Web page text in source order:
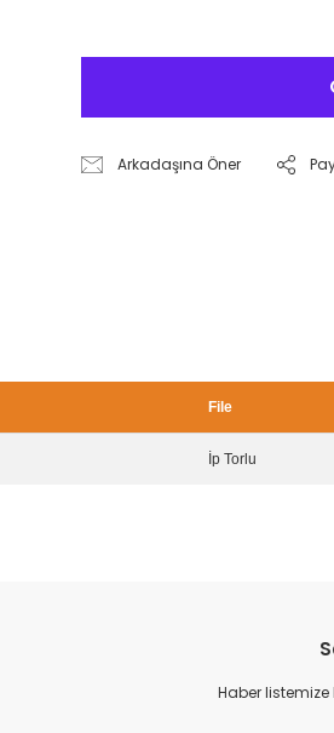
Arkadaşına Öner
File
İp Torlu
Haber